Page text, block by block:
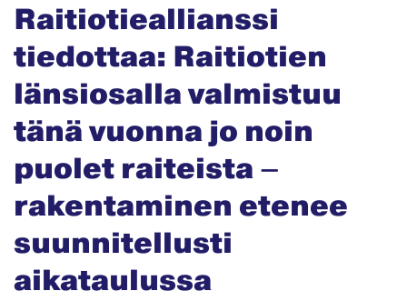
Raitiotieallianssi
tiedottaa: Raitiotien
länsiosalla valmistuu
tänä vuonna jo noin
puolet raiteista –
rakentaminen etenee
suunnitellusti
aikataulussa